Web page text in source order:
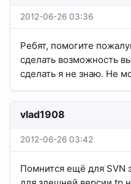
2012-06-26 03:36
Ребят, помогите
сделать возможность
сделать я не знаю. Не
vlad1908
2012-06-26 03:42
Помнится ещё для SVN